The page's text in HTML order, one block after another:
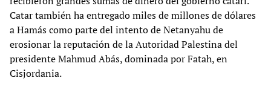
Catar también ha entregado miles de millones de dólares
a Hamás como parte del intento de Netanyahu de
erosionar la reputación de la Autoridad Palestina del
presidente Mahmud Abás, dominada por Fatah, en
Cisjordania.